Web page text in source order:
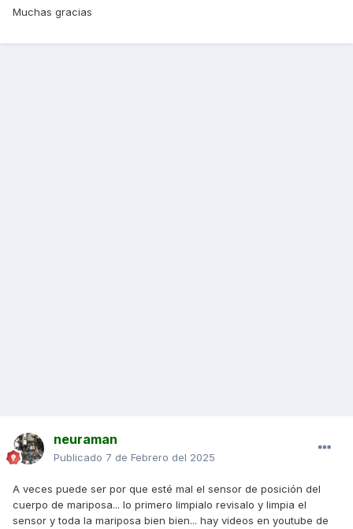
Muchas gracias
neuraman
Publicado 7 de Febrero del 2025
A veces puede ser por que esté mal el sensor de posición del
cuerpo de mariposa... lo primero limpialo revisalo y limpia el
sensor y toda la mariposa bien bien... hay videos en youtube de